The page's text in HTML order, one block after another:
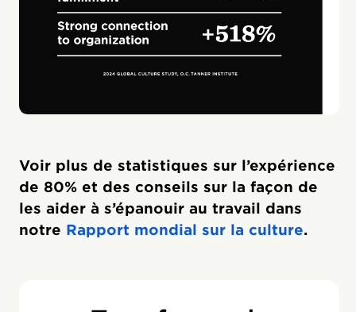
Voir plus de statistiques sur l’expérience
de 80% et des conseils sur la façon de
les aider à s’épanouir au travail dans
notre Rapport mondial sur la culture.